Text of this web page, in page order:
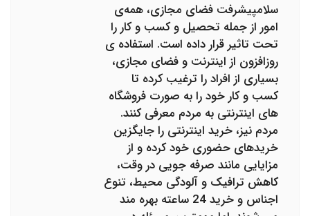
سلامپیشرفت فضای مجازی، همه‌ی
امور از جمله تحصیل و کسب و کار را
تحت تاثیر قرار داده است. استفاده‌ ی
روزافزون از اینترنت و فضای مجازی،
بسیاری از افراد را ترغیب کرده تا
کسب و کار خود را به صورت فروشگاه
های اینترنتی به مردم معرفی کنند.
مردم نیز، خرید اینترنتی را جایگزین
خریدهای حضوری خود کرده و از
مزایایی مانند صرفه جویی در وقت،
کاهش ترافیک و آلودگی محیط، تنوع
اجناس و خرید 24 ساعته بهره مند